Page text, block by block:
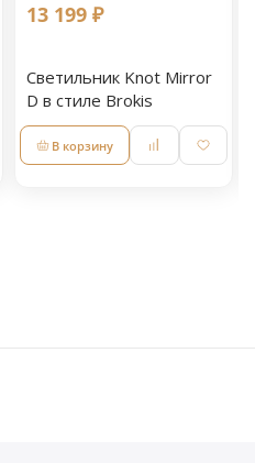
13 199 ₽
Светильник Knot Mirror
D в стиле Brokis
В корзину